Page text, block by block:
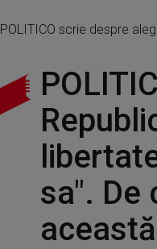
POLITICO scrie despre alegerile
sa". De